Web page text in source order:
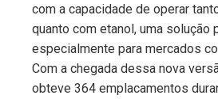
com a capacidade de operar
quanto com etanol, uma solução
especialmente para mercados
Com a chegada dessa nova
obteve 364 emplacamentos